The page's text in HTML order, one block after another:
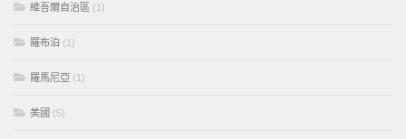
維吾爾自治區 (1)
羅布泊 (1)
羅馬尼亞 (1)
美國 (5)